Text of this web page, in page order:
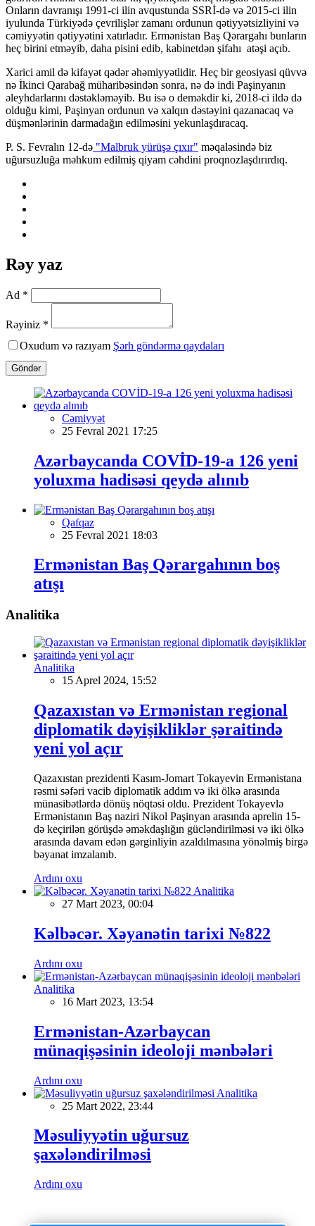
Onların davranışı 1991-ci ilin avqustunda SSRİ-də və 2015-ci ilin
iyulunda Türkiyədə çevrilişlər zamanı ordunun qətiyyətsizliyini və
cəmiyyətin qətiyyətini xatırladır. Ermənistan Baş Qərargahı bunların
heç birini etməyib, daha pisini edib, kabinetdən şifahı atəşi açıb.
Xarici amil də kifayət qədər əhəmiyyətlidir. Heç bir geosiyasi qüvvə
nə İkinci Qarabağ müharibəsindən sonra, nə də indi Paşinyanın
əleyhdarlarını dəstəkləməyib. Bu isə o deməkdir ki, 2018-ci ildə də
olduğu kimi, Paşinyan ordunun və xalqın dəstəyini qazanacaq və
düşmənlərinin darmadağın edilməsini yekunlaşdıracaq.
P. S. Fevralın 12-də "Malbruk yürüşə çıxır" məqaləsində biz
uğursuzluğa məhkum edilmiş qiyam cəhdini proqnozlaşdırırdıq.
Rəy yaz
Ad *
Rəyiniz *
Oxudum və razıyam Şərh göndərmə qaydaları
Göndər
Cəmiyyət
25 Fevral 2021 17:25
Azərbaycanda COVİD-19-a 126 yeni
yoluxma hadisəsi qeydə alınıb
Qafqaz
25 Fevral 2021 18:03
Ermənistan Baş Qərargahının boş
atışı
Analitika
Analitika
15 Aprel 2024, 15:52
Qazaxıstan və Ermənistan regional
diplomatik dəyişikliklər şəraitində
yeni yol açır
Qazaxıstan prezidenti Kasım-Jomart Tokayevin Ermənistana
rəsmi səfəri vacib diplomatik addım və iki ölkə arasında
münasibətlərdə dönüş nöqtəsi oldu. Prezident Tokayevlə
Ermənistanın Baş naziri Nikol Paşinyan arasında aprelin 15-
də keçirilən görüşdə əməkdaşlığın gücləndirilməsi və iki ölkə
arasında davam edən gərginliyin azaldılmasına yönəlmiş birgə
bəyanat imzalanıb.
Ardını oxu
Analitika
27 Mart 2023, 00:04
Kəlbəcər. Xəyanətin tarixi №822
Ardını oxu
Analitika
16 Mart 2023, 13:54
Ermənistan-Azərbaycan
münaqişəsinin ideoloji mənbələri
Ardını oxu
Analitika
25 Mart 2022, 23:44
Məsuliyyətin uğursuz
şaxələndirilməsi
Ardını oxu